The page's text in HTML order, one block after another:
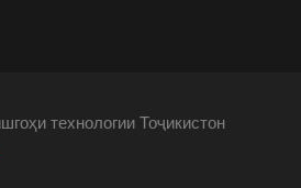
технологии Тоҷикистон